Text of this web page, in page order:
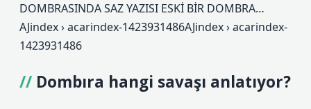
DOMBRASINDA SAZ YAZISI ESKİ BİR DOMBRA…
AJindex › acarindex-1423931486AJindex › acarindex-
1423931486
Dombıra hangi savaşı anlatıyor?